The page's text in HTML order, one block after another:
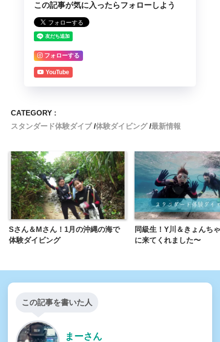
この記事が気に入ったらフォローしよう
フォローする
YouTube
CATEGORY :
スタンダード体験ダイブ 体験ダイビング 最新情報
Sさん＆Mさん！1月の沖縄の海で
体験ダイビング
同級生！Y川＆きょんち
に来てくれました〜
この記事を書いた人
まーさん